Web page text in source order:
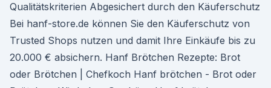
Qualitätskriterien Abgesichert durch den Käuferschutz
Bei hanf-store.de können Sie den Käuferschutz von
Trusted Shops nutzen und damit Ihre Einkäufe bis zu
20.000 € absichern. Hanf Brötchen Rezepte: Brot
oder Brötchen | Chefkoch Hanf brötchen - Brot oder